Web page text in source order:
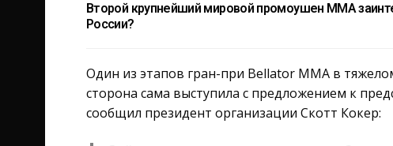
Второй крупнейший мировой промоушен ММА
России?
Один из этапов гран-при Bellator MMA в
сторона сама выступила с предложением к
сообщил президент организации Скотт Кокер: